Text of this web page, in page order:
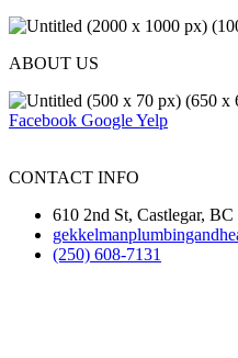
ABOUT US
Facebook GoogleYelp
CONTACT INFO
610 2nd St, Castlegar,
(250) 608-7131